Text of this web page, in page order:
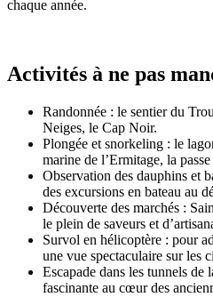
chaque année.
Activités à ne pas
Randonnée : le sentier du
Neiges, le Cap Noir.
Plongée et snorkeling : le
marine de l’Ermitage, la
Observation des dauphins et
des excursions en bateau au
Découverte des marchés :
le plein de saveurs et
Survol en hélicoptère : pour
une vue spectaculaire sur les
Escapade dans les tunnels de
fascinante au cœur des